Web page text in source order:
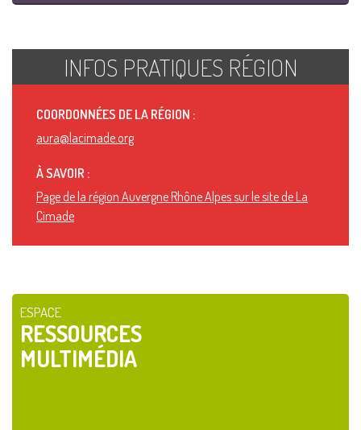
INFOS PRATIQUES RÉGION
COORDONNÉES DE LA RÉGION :
aura@lacimade.org
À SAVOIR :
Page de la région Auvergne Rhône Alpes sur le site de La
Cimade
ESPACE
RESSOURCES
MULTIMÉDIA